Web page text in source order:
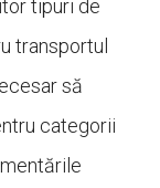
tipuri de
transportul
să
categorii